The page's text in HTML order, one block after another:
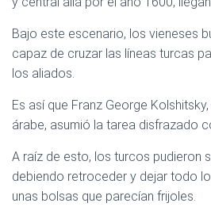
Bajo este escenario, los vieneses
capaz de cruzar las líneas turcas
los aliados.
Es así que Franz George
árabe, asumió la tarea disfrazado
A raíz de esto, los turcos pudieron
debiendo retroceder y dejar todo
unas bolsas que parecían frijoles.